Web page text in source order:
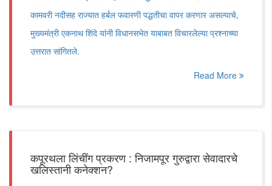
कामवरी नदीसह राज्यात हर्बल फवारणी पद्धतीचा वापर करणार असल्याचे,
मुख्यमंत्री एकनाथ शिंदे यांनी विधानसभेत याबाबत विचारलेल्या प्रश्नाच्या
उत्तरात सांगितले.
Read More
कपूरथला लिंचींग प्रकरण : निजामपूर गुरुद्वारा सेवादारचे
खलिस्तानी कनेक्शन?